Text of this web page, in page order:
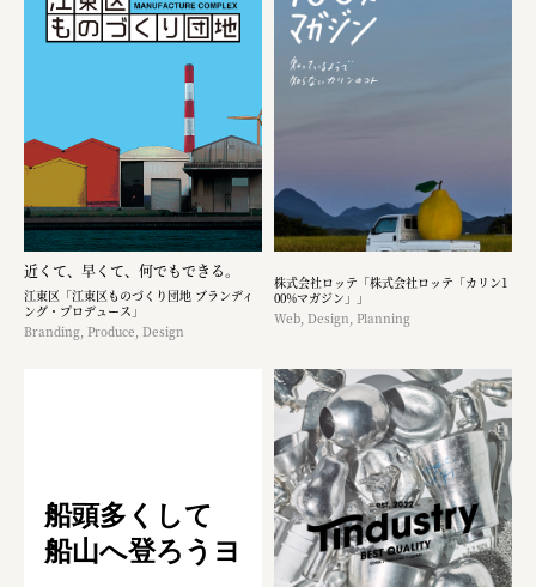
近くて、早くて、何でもできる。
江東区「江東区ものづくり団地 ブランディ
ング・プロデュース」
Branding, Produce, Design
株式会社ロッテ「株式会社ロッテ「カリン1
00%マガジン」」
Web, Design, Planning
船頭多くして
船山へ登ろうヨ